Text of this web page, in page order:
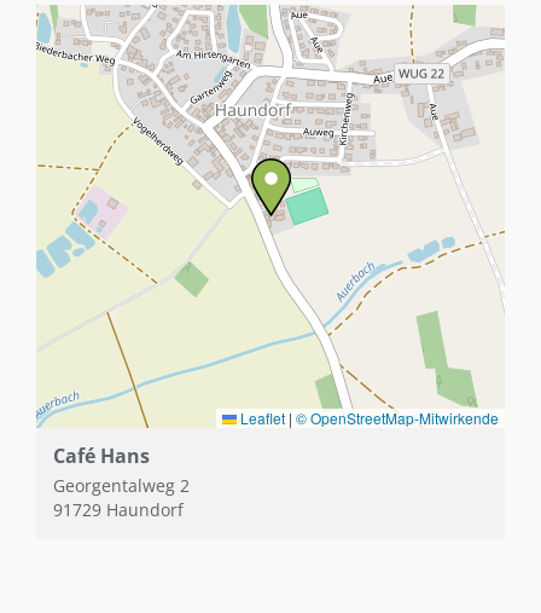
Leaflet | © OpenStreetMap-Mitwirkende
Café Hans
Georgentalweg 2
91729 Haundorf